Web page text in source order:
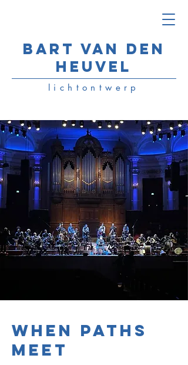
Bart van den
Heuvel
lichtontwerp
WHEN PATHS
MEET